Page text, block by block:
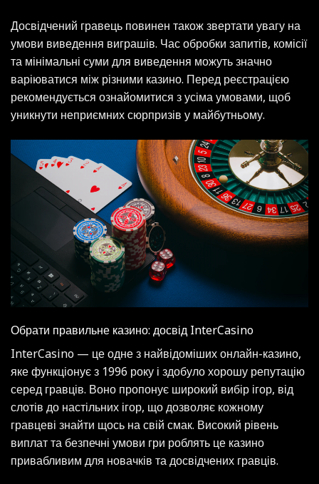
Досвідчений гравець повинен також звертати увагу на
умови виведення виграшів. Час обробки запитів, комісії
та мінімальні суми для виведення можуть значно
варіюватися між різними казино. Перед реєстрацією
рекомендується ознайомитися з усіма умовами, щоб
уникнути неприємних сюрпризів у майбутньому.
Обрати правильне казино: досвід InterCasino
InterCasino — це одне з найвідоміших онлайн-казино,
яке функціонує з 1996 року і здобуло хорошу репутацію
серед гравців. Воно пропонує широкий вибір ігор, від
слотів до настільних ігор, що дозволяє кожному
гравцеві знайти щось на свій смак. Високий рівень
виплат та безпечні умови гри роблять це казино
привабливим для новачків та досвідчених гравців.